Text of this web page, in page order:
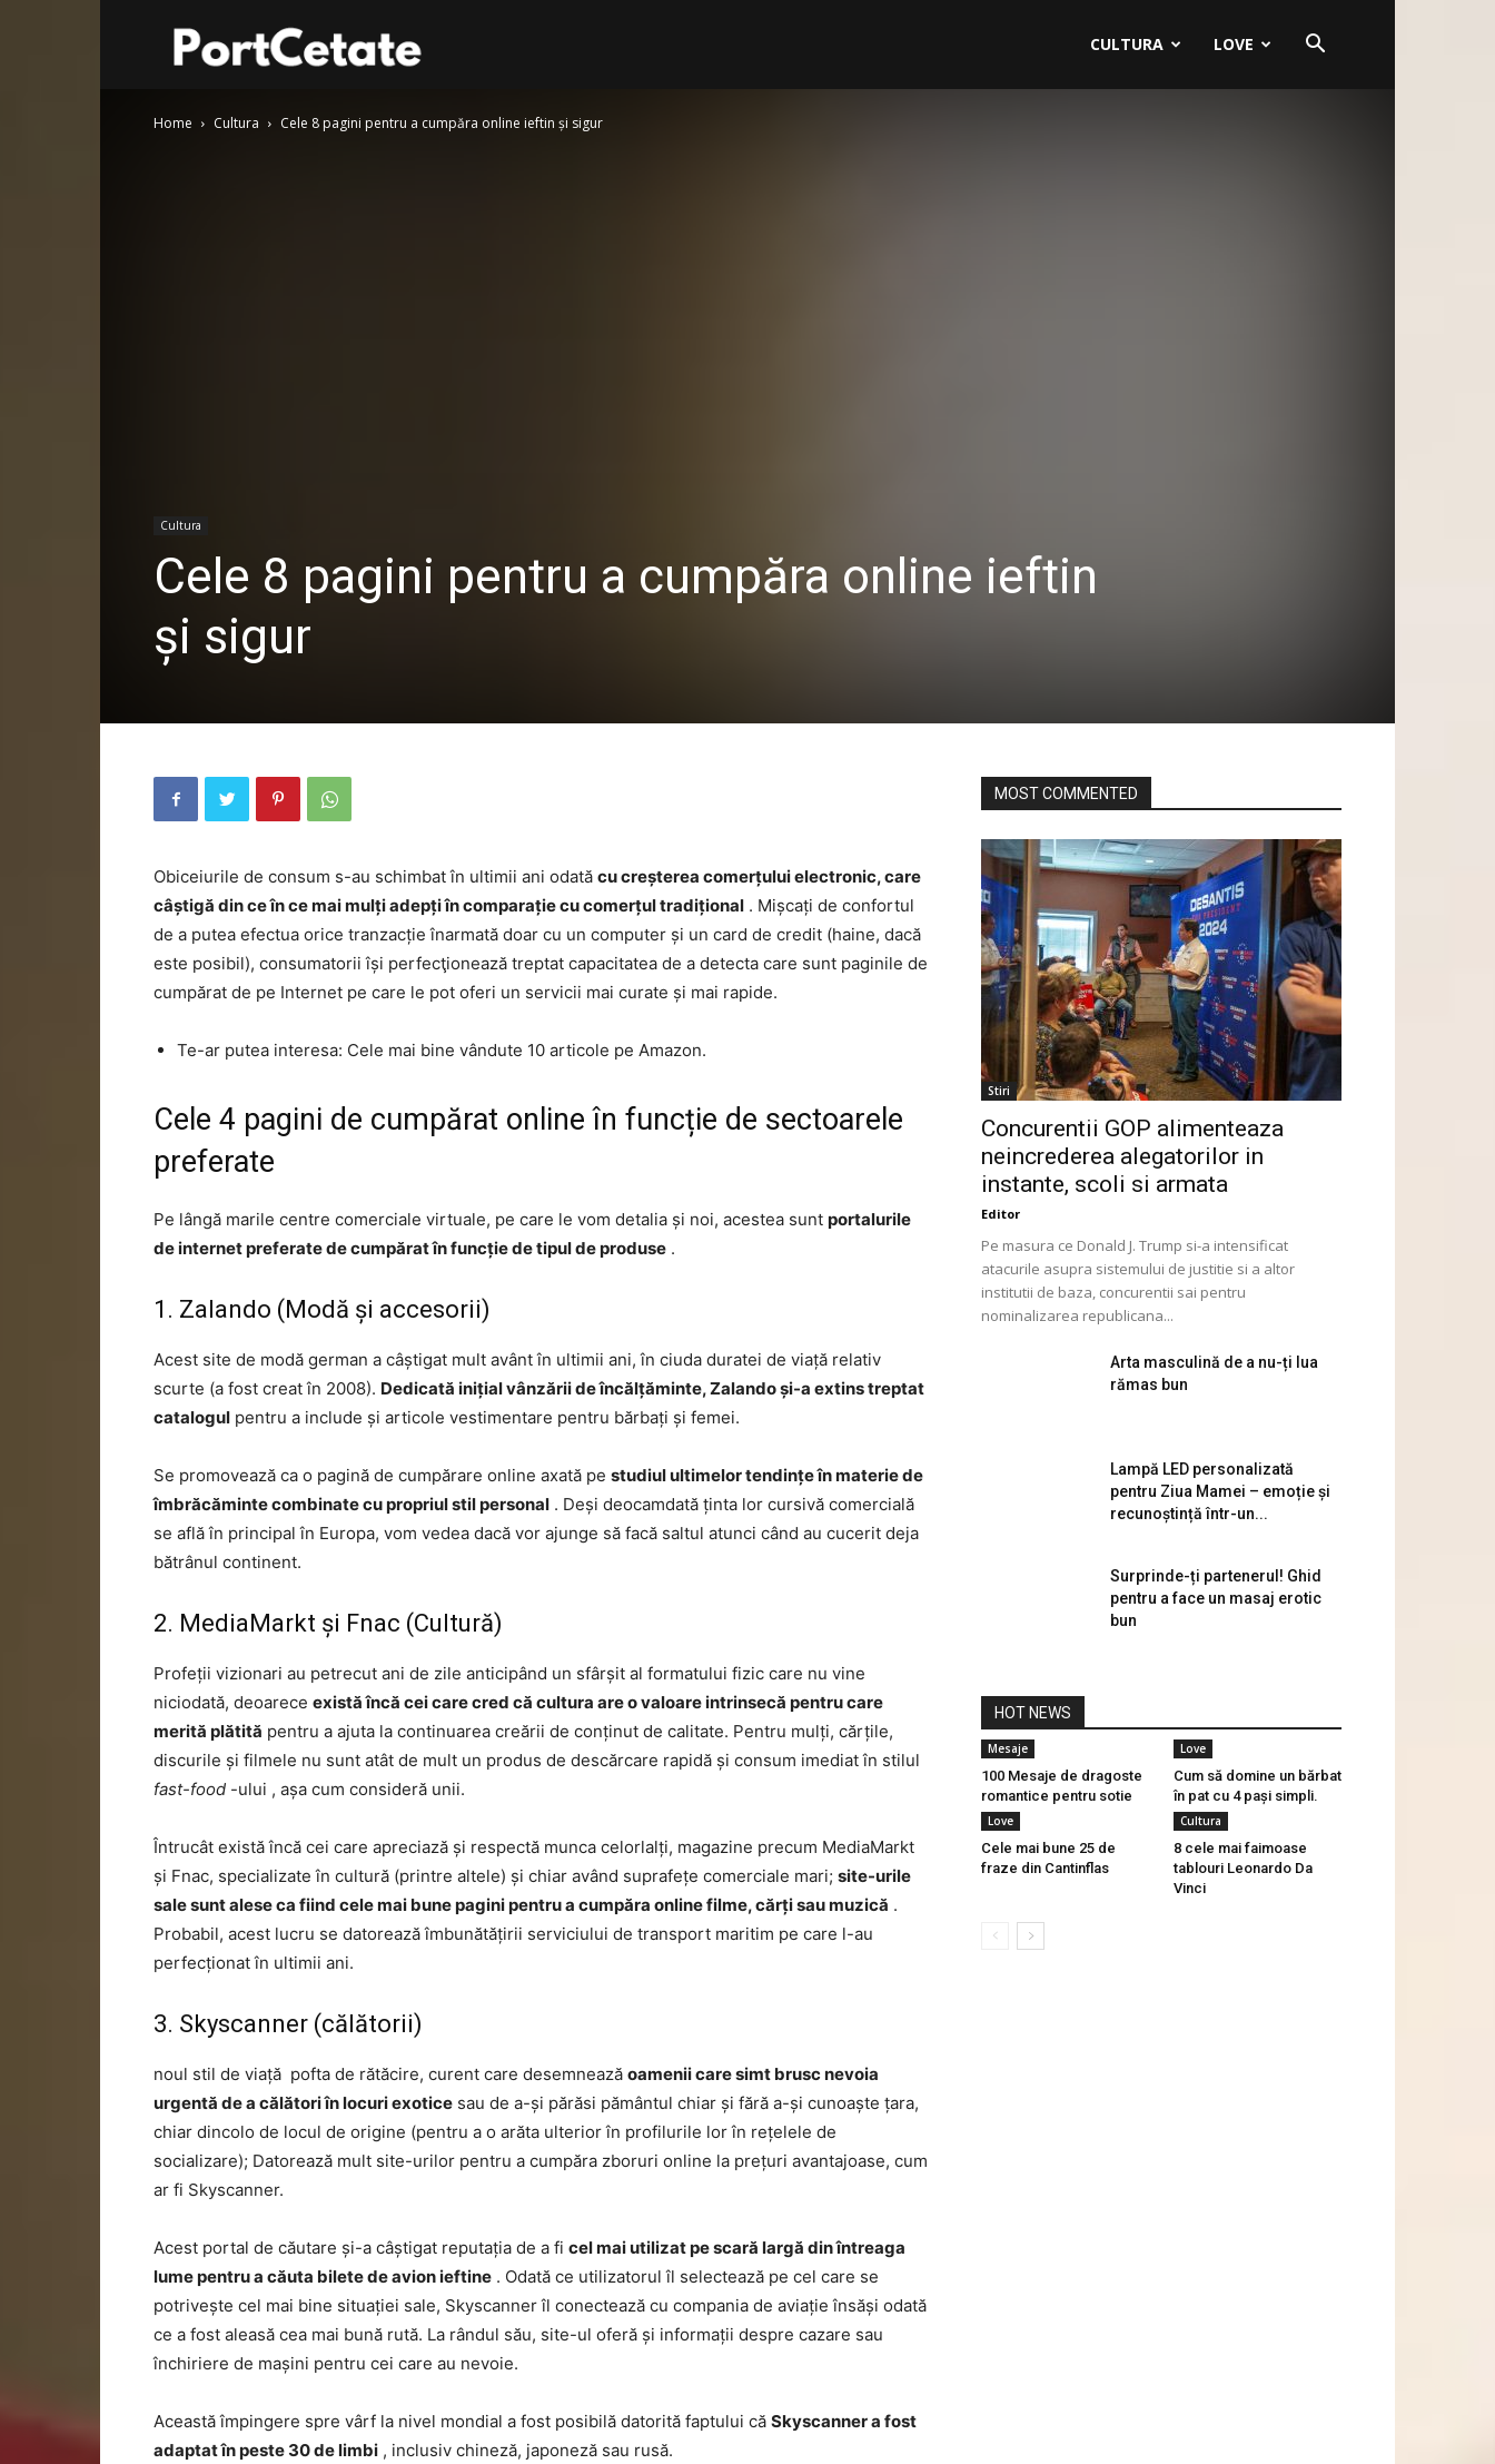
Cetate
CULTURA LOVE
Home Cultura Cele 8 pagini pentru a cumpăra online ieftin și sigur
Cultura
Cele 8 pagini pentru a cumpăra online ieftin
și sigur
Obiceiurile de consum s-au schimbat în ultimii ani odată cu creșterea comerțului electronic, care
câștigă din ce în ce mai mulți adepți în comparație cu comerțul tradițional . Mișcați de confortul
de a putea efectua orice tranzacție înarmată doar cu un computer și un card de credit (haine, dacă
este posibil), consumatorii își perfecţionează treptat capacitatea de a detecta care sunt paginile de
cumpărat de pe Internet pe care le pot oferi un servicii mai curate și mai rapide.
Te-ar putea interesa: Cele mai bine vândute 10 articole pe Amazon.
Cele 4 pagini de cumpărat online în funcție de sectoarele
preferate
Pe lângă marile centre comerciale virtuale, pe care le vom detalia și noi, acestea sunt portalurile
de internet preferate de cumpărat în funcție de tipul de produse .
1. Zalando (Modă și accesorii)
Acest site de modă german a câștigat mult avânt în ultimii ani, în ciuda duratei de viață relativ
scurte (a fost creat în 2008). Dedicată inițial vânzării de încălțăminte, Zalando și-a extins treptat
catalogul pentru a include și articole vestimentare pentru bărbați și femei.
Se promovează ca o pagină de cumpărare online axată pe studiul ultimelor tendințe în materie de
îmbrăcăminte combinate cu propriul stil personal . Deși deocamdată ținta lor cursivă comercială
se află în principal în Europa, vom vedea dacă vor ajunge să facă saltul atunci când au cucerit deja
bătrânul continent.
2. MediaMarkt și Fnac (Cultură)
Profeții vizionari au petrecut ani de zile anticipând un sfârșit al formatului fizic care nu vine
niciodată, deoarece există încă cei care cred că cultura are o valoare intrinsecă pentru care
merită plătită pentru a ajuta la continuarea creării de conținut de calitate. Pentru mulți, cărțile,
discurile și filmele nu sunt atât de mult un produs de descărcare rapidă și consum imediat în stilul
fast-food -ului , așa cum consideră unii.
Întrucât există încă cei care apreciază și respectă munca celorlalți, magazine precum MediaMarkt
și Fnac, specializate în cultură (printre altele) și chiar având suprafețe comerciale mari; site-urile
sale sunt alese ca fiind cele mai bune pagini pentru a cumpăra online filme, cărți sau muzică .
Probabil, acest lucru se datorează îmbunătățirii serviciului de transport maritim pe care l-au
perfecționat în ultimii ani.
3. Skyscanner (călătorii)
noul stil de viață pofta de rătăcire, curent care desemnează oamenii care simt brusc nevoia
urgentă de a călători în locuri exotice sau de a-și părăsi pământul chiar și fără a-și cunoaște țara,
chiar dincolo de locul de origine (pentru a o arăta ulterior în profilurile lor în rețelele de
socializare); Datorează mult site-urilor pentru a cumpăra zboruri online la prețuri avantajoase, cum
ar fi Skyscanner.
Acest portal de căutare și-a câștigat reputația de a fi cel mai utilizat pe scară largă din întreaga
lume pentru a căuta bilete de avion ieftine . Odată ce utilizatorul îl selectează pe cel care se
potrivește cel mai bine situației sale, Skyscanner îl conectează cu compania de aviație însăși odată
ce a fost aleasă cea mai bună rută. La rândul său, site-ul oferă și informații despre cazare sau
închiriere de mașini pentru cei care au nevoie.
Această împingere spre vârf la nivel mondial a fost posibilă datorită faptului că Skyscanner a fost
adaptat în peste 30 de limbi , inclusiv chineză, japoneză sau rusă.
MOST COMMENTED
Stiri
Concurentii GOP alimenteaza
neincrederea alegatorilor in
instante, scoli si armata
Editor
Pe masura ce Donald J. Trump si-a intensificat
atacurile asupra sistemului de justitie si a altor
institutii de baza, concurentii sai pentru
nominalizarea republicana...
Arta masculină de a nu-ți lua
rămas bun
Lampă LED personalizată
pentru Ziua Mamei – emoție și
recunoștință într-un...
Surprinde-ți partenerul! Ghid
pentru a face un masaj erotic
bun
HOT NEWS
Mesaje
100 Mesaje de dragoste
romantice pentru sotie
Love
Cum să domine un bărbat
în pat cu 4 pași simpli.
Love
Cele mai bune 25 de
fraze din Cantinflas
Cultura
8 cele mai faimoase
tablouri Leonardo Da
Vinci